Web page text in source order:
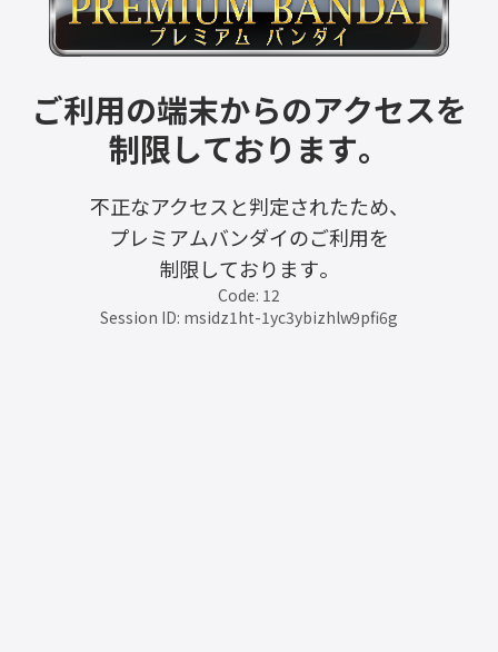
ご利用の端末からのアクセスを
制限しております。
不正なアクセスと判定されたため、
プレミアムバンダイのご利用を
制限しております。
Code: 12
Session ID: msidz1ht-1yc3ybizhlw9pfi6g